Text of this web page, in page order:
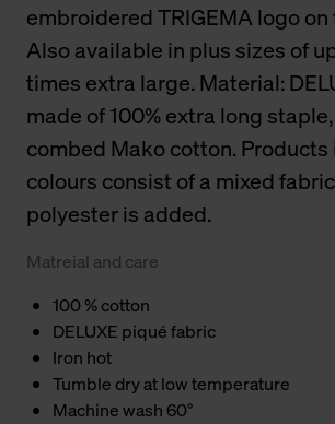
embroidered TRIGEMA logo on
Also available in plus sizes of
times extra large. Material:
made of 100% extra long
combed Mako cotton. Products
colours consist of a mixed
polyester is added.
Matreial and care
100 % cotton
DELUXE piqué fabric
Iron hot
Tumble dry at low temperature
Machine wash 60°